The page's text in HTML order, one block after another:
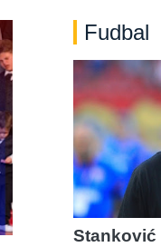
Fudbal
Stanković